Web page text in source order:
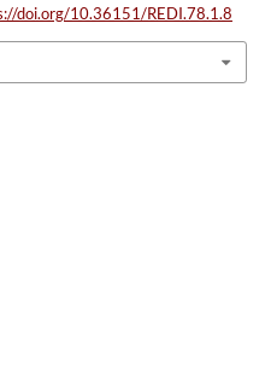
doi.org/10.36151/REDI.78.1.8